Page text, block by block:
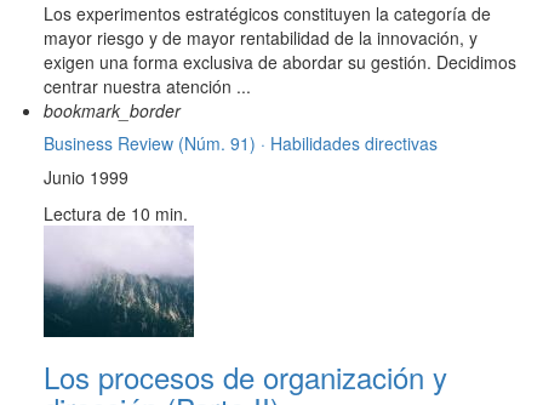
Los experimentos estratégicos constituyen la categoría de
mayor riesgo y de mayor rentabilidad de la innovación, y
exigen una forma exclusiva de abordar su gestión. Decidimos
centrar nuestra atención ...
bookmark_border
Business Review (Núm. 91) · Habilidades directivas
Junio 1999
Lectura de 10 min.
Los procesos de organización y